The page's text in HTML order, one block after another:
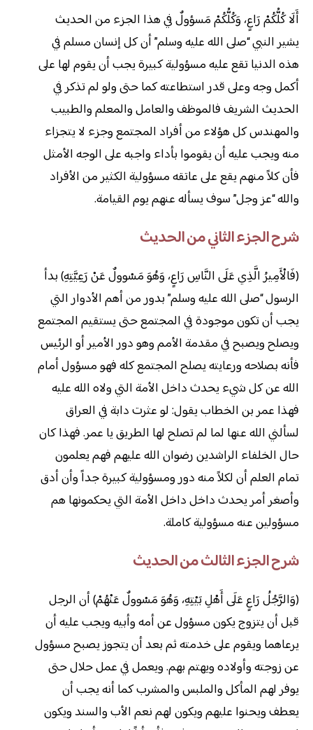
أَلَا كُلُّكُمْ رَاعٍ، وَكُلُّكُمْ مَسؤولٌ في هذا الجزء من الحديث
يشير النبي “صلى الله عليه وسلم” أن كل إنسان مسلم في
هذه الدنيا تقع عليه مسؤولية كبيرة يجب أن يقوم لها على
أكمل وجه وعلى قدر استطاعته كما حتى ولو لم تذكر في
الحديث الشريف فالموظف والعامل والمعلم والطبيب
والمهندس كل هؤلاء من أفراد المجتمع وجزء لا يتجزاء
منه ويجب عليه أن يقوموا بأداء واجبه على الوجه الأمثل
فأن كلاً منهم يقع على عاتقه مسؤولية الكثير من الأفراد
والله “عز وجل” سوف يسأله عنهم يوم القيامة.
شرح الجزء الثاني من الحديث
(فَالْأَمِيرُ الَّذِي عَلَى النَّاسِ رَاعٍ، وَهُوَ مَسْوولٌ عَنْ رَعِيَّتِهِ) بدأ
الرسول “صلى الله عليه وسلم” بدور من أهم الأدوار التي
يجب أن تكون موجودة في المجتمع حتى يستقيم المجتمع
ويصلح ويصبح في مقدمة الأمم وهو دور الأمير أو الرئيس
فأنه بصلاحه ورعايته يصلح المجتمع كله فهو مسؤول أمام
الله عن كل شيء يحدث داخل الأمة التي ولاه الله عليه
فهذا عمر بن الخطاب يقول: لو عثرت دابة في العراق
لسألني الله عنها لما لم تصلح لها الطريق يا عمر. فهذا كان
حال الخلفاء الراشدين رضوان الله عليهم فهم يعلمون
تمام العلم أن لكلاً منه دور ومسؤولية كبيرة جداً وأن أدق
وأصغر أمر يحدث داخل داخل الأمة التي يحكمونها هم
مسؤولين عنه مسؤولية كاملة.
شرح الجزء الثالث من الحديث
(وَالرَّجُلُ رَاعٍ عَلَى أَهْلِ بَيْتِهِ، وَهُوَ مَسْوولٌ عَنْهُمْ) أن الرجل
قبل أن يتزوج يكون مسؤول عن أمه وأبيه ويجب عليه أن
يرعاهما ويقوم على خدمته ثم بعد أن يتجوز يصبح مسؤول
عن زوجته وأولاده ويهتم بهم. ويعمل في عمل حلال حتى
يوفر لهم المأكل والملبس والمشرب كما أنه يجب أن
يعطف ويحنوا عليهم ويكون لهم نعم الأب والسند ويكون